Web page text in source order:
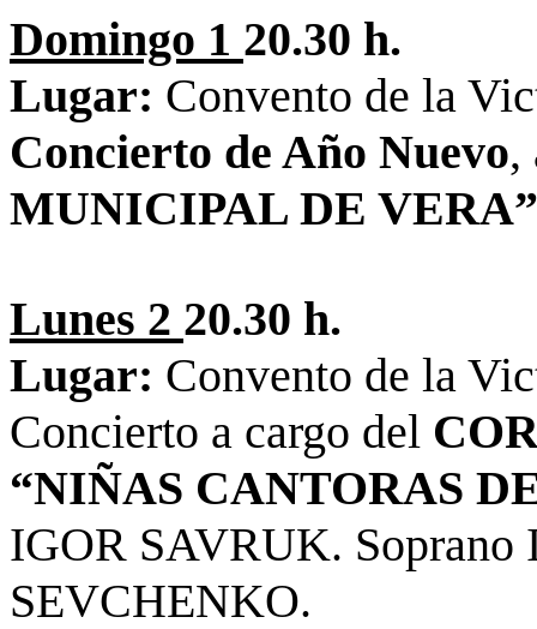
Domingo 1 20.30 h.
Lugar: Convento de la
Concierto de Año Nuevo,
MUNICIPAL DE VERA”
Lunes 2 20.30 h.
Lugar: Convento de la
Concierto a cargo del
“NIÑAS CANTORAS
IGOR SAVRUK.
SEVCHENKO.